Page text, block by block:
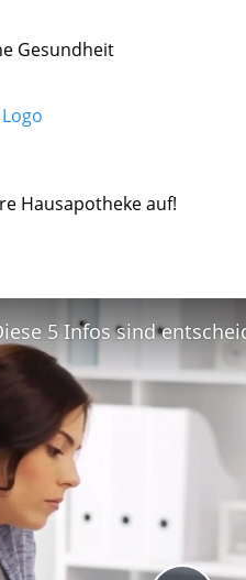
Gesundheit
Hausapotheke auf!
5 Infos sind